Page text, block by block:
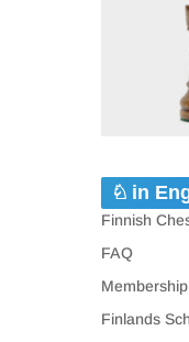
in
Finnish
FAQ
Finlands